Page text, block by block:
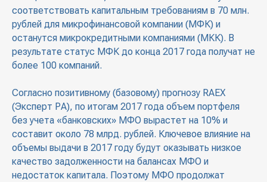
соответствовать капитальным требованиям в 70 млн.
рублей для микрофинансовой компании (МФК) и
останутся микрокредитными компаниями (МКК). В
результате статус МФК до конца 2017 года получат не
более 100 компаний.
Согласно позитивному (базовому) прогнозу RAEX
(Эксперт РА), по итогам 2017 года объем портфеля
без учета «банковских» МФО вырастет на 10% и
составит около 78 млрд. рублей. Ключевое влияние на
объемы выдачи в 2017 году будут оказывать низкое
качество задолженности на балансах МФО и
недостаток капитала. Поэтому МФО продолжат